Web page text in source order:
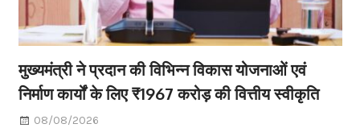
मुख्यमंत्री ने प्रदान की विभिन्न विकास योजनाओं एवं
निर्माण कार्यों के लिए ₹1967 करोड़ की वित्तीय स्वीकृति
08/08/2026